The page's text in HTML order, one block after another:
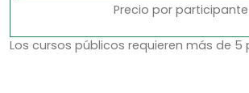
Precio por participante
Los cursos públicos requieren más de 5